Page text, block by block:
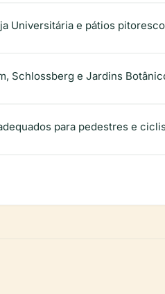
Universitária e pátios
Schlossberg e Jardins
para pedestres e